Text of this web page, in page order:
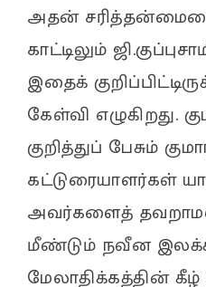
அதன்
காட்டிலும்
இதைக்
கேள்வி எழுகிறது.
குறித்துப் பேசும்
கட்டுரையாளர்கள்
அவர்களைத் தவறாமல்
மீண்டும் நவீன
மேலாதிக்கத்தின்